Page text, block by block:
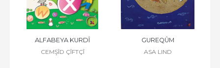
ALFABEYA KURDÎ
CEMŞÎD ÇÎFTÇÎ
GUREQÛM
ASA LIND